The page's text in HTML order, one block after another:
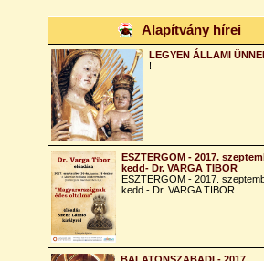
Alapítvány hírei
LEGYEN ÁLLAMI
!
ESZTERGOM - 2017.
kedd- Dr. VARGA TIBOR
ESZTERGOM - 2017.
kedd - Dr. VARGA TIBOR